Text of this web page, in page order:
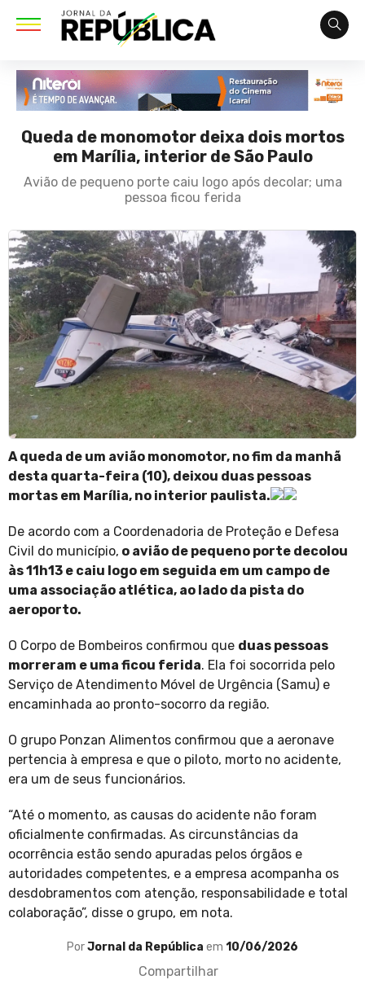
Queda de monomotor deixa dois mortos
em Marília, interior de São Paulo
Avião de pequeno porte caiu logo após decolar; uma
pessoa ficou ferida
A queda de um avião monomotor, no fim da manhã
desta quarta-feira (10), deixou duas pessoas
mortas em Marília, no interior paulista.
De acordo com a Coordenadoria de Proteção e Defesa
Civil do município, o avião de pequeno porte decolou
às 11h13 e caiu logo em seguida em um campo de
uma associação atlética, ao lado da pista do
aeroporto.
O Corpo de Bombeiros confirmou que duas pessoas
morreram e uma ficou ferida. Ela foi socorrida pelo
Serviço de Atendimento Móvel de Urgência (Samu) e
encaminhada ao pronto-socorro da região.
O grupo Ponzan Alimentos confirmou que a aeronave
pertencia à empresa e que o piloto, morto no acidente,
era um de seus funcionários.
“Até o momento, as causas do acidente não foram
oficialmente confirmadas. As circunstâncias da
ocorrência estão sendo apuradas pelos órgãos e
autoridades competentes, e a empresa acompanha os
desdobramentos com atenção, responsabilidade e total
colaboração”, disse o grupo, em nota.
PorJornal da República em 10/06/2026
Compartilhar